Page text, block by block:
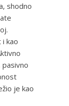
shodno
kao
pasivno
je kao